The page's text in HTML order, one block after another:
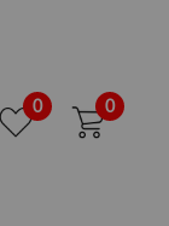
0 0